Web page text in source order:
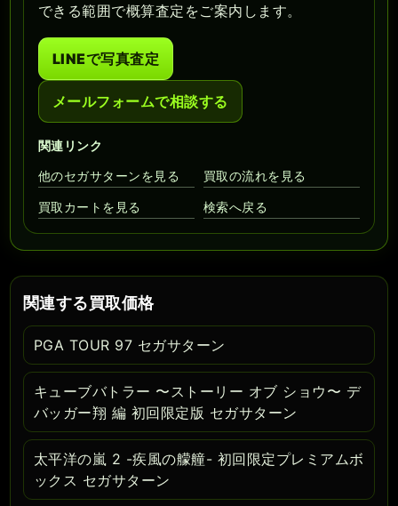
できる範囲で概算査定をご案内します。
LINEで写真査定
メールフォームで相談する
関連リンク
他のセガサターンを見る
買取の流れを見る
買取カートを見る 検索へ戻る
関連する買取価格
PGA TOUR 97 セガサターン
キューブバトラー 〜ストーリー オブ ショウ〜 デ
バッガー翔 編 初回限定版 セガサターン
太平洋の嵐 2 -疾風の艨艟- 初回限定プレミアムボ
ックス セガサターン